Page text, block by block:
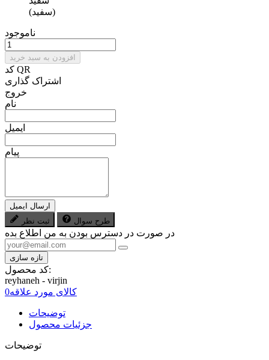
(سفید)
ناموجود
افزودن به سبد خرید
کد QR
اشتراک گذاری
خروج
نام
ایمیل
پیام
ارسال ایمیل
ثبت نظر
طرح سوال
در صورت در دسترس بودن به من اطلاع بده
کد محصول:
reyhaneh - virjin
کالای مورد علاقه0
توضیحات
جزئیات محصول
توضیحات